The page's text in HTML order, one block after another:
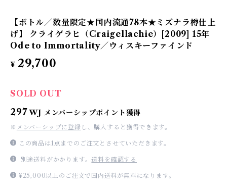
【ボトル／数量限定★国内流通78本★ミズナラ樽仕上
げ】 クライゲラヒ（Craigellachie）[2009] 15年
Ode to Immortality／ウィスキーファインド
¥ 29,700
SOLD OUT
297 WJ メンバーシップポイント獲得
※ メンバーシップに登録 し、購入すると獲得できます。
この商品は1点までのご注文とさせていただきます。
別途送料がかかります。送料を確認する
¥25,000以上のご注文で国内送料が無料になります。